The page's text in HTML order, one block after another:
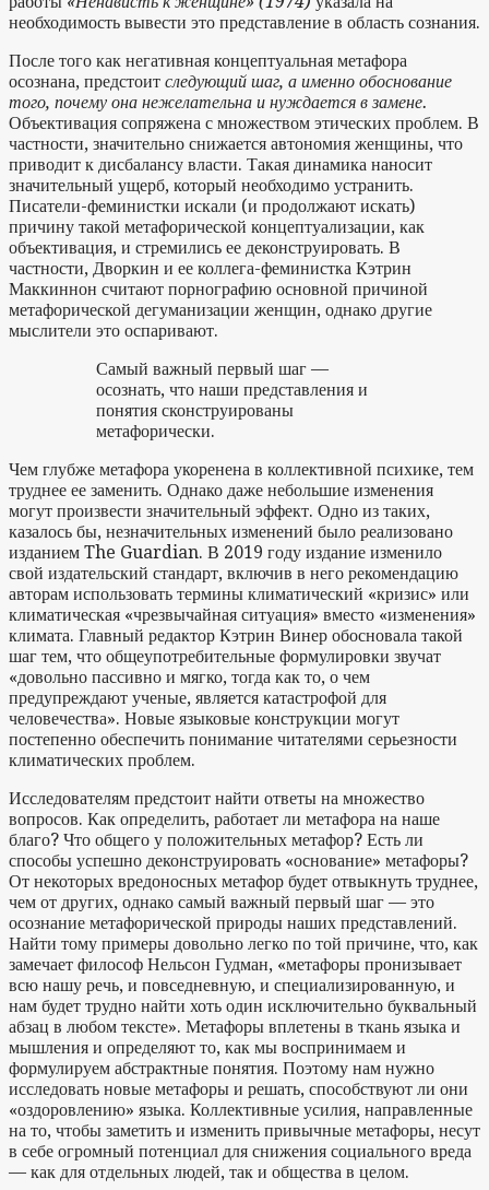
необходимость вывести это представление в область сознания.
После того как негативная концептуальная метафора
осознана, предстоит следующий шаг, а именно обоснование
того, почему она нежелательна и нуждается в замене.
Объективация сопряжена с множеством этических проблем. В
частности, значительно снижается автономия женщины, что
приводит к дисбалансу власти. Такая динамика наносит
значительный ущерб, который необходимо устранить.
Писатели-феминистки искали (и продолжают искать)
причину такой метафорической концептуализации, как
объективация, и стремились ее деконструировать. В
частности, Дворкин и ее коллега-феминистка Кэтрин
Маккиннон считают порнографию основной причиной
метафорической дегуманизации женщин, однако другие
мыслители это оспаривают.
Самый важный первый шаг —
осознать, что наши представления и
понятия сконструированы
метафорически.
Чем глубже метафора укоренена в коллективной психике, тем
труднее ее заменить. Однако даже небольшие изменения
могут произвести значительный эффект. Одно из таких,
казалось бы, незначительных изменений было реализовано
изданием The Guardian. В 2019 году издание изменило
свой издательский стандарт, включив в него рекомендацию
авторам использовать термины климатический «кризис» или
климатическая «чрезвычайная ситуация» вместо «изменения»
климата. Главный редактор Кэтрин Винер обосновала такой
шаг тем, что общеупотребительные формулировки звучат
«довольно пассивно и мягко, тогда как то, о чем
предупреждают ученые, является катастрофой для
человечества». Новые языковые конструкции могут
постепенно обеспечить понимание читателями серьезности
климатических проблем.
Исследователям предстоит найти ответы на множество
вопросов. Как определить, работает ли метафора на наше
благо? Что общего у положительных метафор? Есть ли
способы успешно деконструировать «основание» метафоры?
От некоторых вредоносных метафор будет отвыкнуть труднее,
чем от других, однако самый важный первый шаг — это
осознание метафорической природы наших представлений.
Найти тому примеры довольно легко по той причине, что, как
замечает философ Нельсон Гудман, «метафоры пронизывает
всю нашу речь, и повседневную, и специализированную, и
нам будет трудно найти хоть один исключительно буквальный
абзац в любом тексте». Метафоры вплетены в ткань языка и
мышления и определяют то, как мы воспринимаем и
формулируем абстрактные понятия. Поэтому нам нужно
исследовать новые метафоры и решать, способствуют ли они
«оздоровлению» языка. Коллективные усилия, направленные
на то, чтобы заметить и изменить привычные метафоры, несут
в себе огромный потенциал для снижения социального вреда
— как для отдельных людей, так и общества в целом.